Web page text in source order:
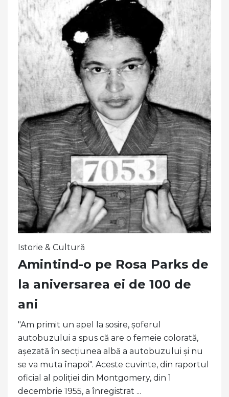
Istorie & Cultură
Amintind-o pe Rosa Parks de
la aniversarea ei de 100 de
ani
"Am primit un apel la sosire, șoferul
autobuzului a spus că are o femeie colorată,
așezată în secțiunea albă a autobuzului și nu
se va muta înapoi". Aceste cuvinte, din raportul
oficial al poliției din Montgomery, din 1
decembrie 1955, a înregistrat ...